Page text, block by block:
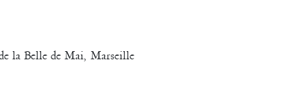
la Belle de Mai, Marseille